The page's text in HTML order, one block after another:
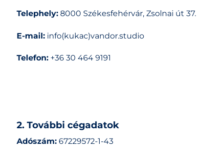
Telephely:8000 Székesfehérvár, Zsolnai út 37.
E-mail:info(kukac)vandor.studio
Telefon:+36 30 464 9191
2. További cégadatok
Adószám:67229572-1-43